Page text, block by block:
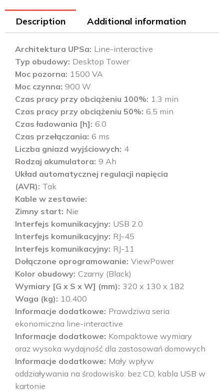
Description Additional information
Architektura UPSa Line-interactive
Typ obudowy Desktop Tower
Moc pozorna 1500 VA
Moc czynna 900 W
Czas pracy przy obciążeniu 100% 1.3 min
Czas pracy przy obciążeniu 50% 6.5 min
Czas ładowania [h] 6.0
Czas przełączania 6 ms
Liczba gniazd wyjściowych 4
Rodzaj akumulatora 9 Ah
Układ automatycznej regulacji napięcia
(AVR) Tak
Kable w zestawie
Zimny start Nie
Interfejs komunikacyjny USB 2.0
Interfejs komunikacyjny RJ-45
Interfejs komunikacyjny RJ-11
Dołączone oprogramowanie ViewPower
Kolor obudowy Czarny (Black)
Wymiary [G x S x W] (mm) 320 x 130 x 182
Waga (kg)
10.400
Informacje dodatkowe Prawdziwa seria
ekonomiczna line-interactive
Informacje dodatkowe Kompaktowe wymiary
oraz wysoka wydajność dla zastosowań domowych
Informacje dodatkowe Mały wpływ
oddziaływania na środowisko: bez CD, kabla USB w
kartonie